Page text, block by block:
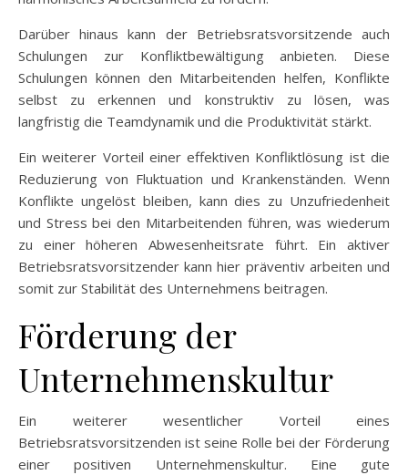
Darüber hinaus kann der Betriebsratsvorsitzende auch
Schulungen zur Konfliktbewältigung anbieten. Diese
Schulungen können den Mitarbeitenden helfen, Konflikte
selbst zu erkennen und konstruktiv zu lösen, was
langfristig die Teamdynamik und die Produktivität stärkt.
Ein weiterer Vorteil einer effektiven Konfliktlösung ist die
Reduzierung von Fluktuation und Krankenständen. Wenn
Konflikte ungelöst bleiben, kann dies zu Unzufriedenheit
und Stress bei den Mitarbeitenden führen, was wiederum
zu einer höheren Abwesenheitsrate führt. Ein aktiver
Betriebsratsvorsitzender kann hier präventiv arbeiten und
somit zur Stabilität des Unternehmens beitragen.
Förderung der
Unternehmenskultur
Ein weiterer wesentlicher Vorteil eines
Betriebsratsvorsitzenden ist seine Rolle bei der Förderung
einer positiven Unternehmenskultur. Eine gute